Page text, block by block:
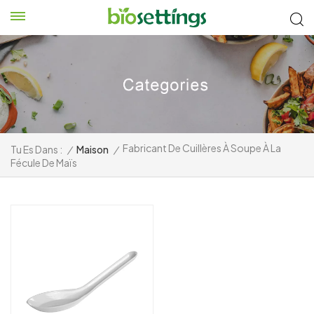
Tu Es Dans : / Maison / Fabricant De Cuillères À Soupe À La
Fécule De Maïs